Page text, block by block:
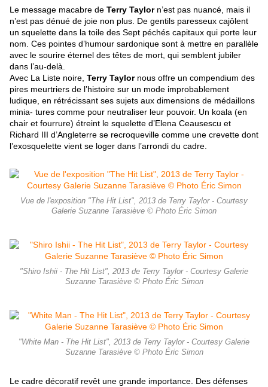
Le message macabre de Terry Taylor n’est pas nuancé, mais il
n’est pas dénué de joie non plus. De gentils paresseux cajôlent
un squelette dans la toile des Sept péchés capitaux qui porte leur
nom. Ces pointes d’humour sardonique sont à mettre en parallèle
avec le sourire éternel des têtes de mort, qui semblent jubiler
dans l’au-delà.
Avec La Liste noire, Terry Taylornous offre un compendium des
pires meurtriers de l’histoire sur un mode improbablement
ludique, en rétrécissant ses sujets aux dimensions de médaillons
minia- tures comme pour neutraliser leur pouvoir. Un koala (en
chair et fourrure) étreint le squelette d’Elena Ceausescu et
Richard III d’Angleterre se recroqueville comme une crevette dont
l’exosquelette vient se loger dans l’arrondi du cadre.
Vue de l'exposition "The Hit List", 2013 de Terry Taylor - Courtesy
Galerie Suzanne Tarasiève © Photo Éric Simon
"Shiro Ishii - The Hit List", 2013 de Terry Taylor - Courtesy Galerie
Suzanne Tarasiève © Photo Éric Simon
"White Man - The Hit List", 2013 de Terry Taylor - Courtesy Galerie
Suzanne Tarasiève © Photo Éric Simon
Le cadre décoratif revêt une grande importance. Des défenses